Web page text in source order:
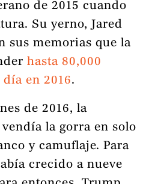
de 2015 cuando
Su yerno, Jared
sus memorias que la
hasta 80,000
en 2016.
de 2016, la
la gorra en solo
y camuflaje. Para
crecido a nueve